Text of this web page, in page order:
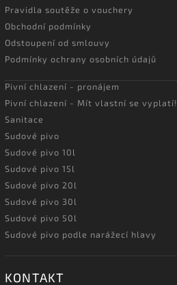
Pravidla soutěže o vouchery
Obchodní podmínky
Odstoupení od smlouvy
Podmínky ochrany osobních údajů
Pivní chlazení - pronájem
Pivní chlazení - Mít vlastní se vyplatí!
Sanitace
Sudové pivo
Sudové pivo 10l
Sudové pivo 15l
Sudové pivo 20l
Sudové pivo 30l
Sudové pivo 50l
Sudové pivo podle narážecí hlavy
KONTAKT